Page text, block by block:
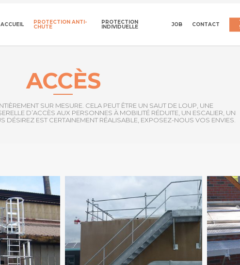
ACCUEIL PROTECTION ANTI-
CHUTE
PROTECTION
INDIVIDUELLE JOB CONTACT
ACCÈS
SUR MESURE. CELA PEUT ÊTRE UN SAUT DE LOUP, UNE
D’ACCÈS AUX PERSONNES À MOBILITÉ RÉDUITE, UN ESCALIER, UN
DÉSIREZ EST CERTAINEMENT RÉALISABLE, EXPOSEZ-NOUS VOS ENVIES.
TOEGANG
-
ACCES